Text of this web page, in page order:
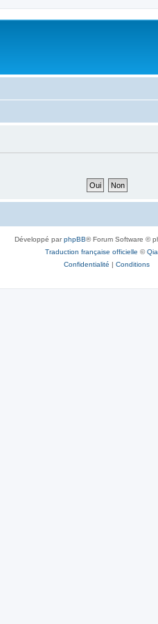
Développé parphpBB® Forum Software ©
Traduction française officielle ©
Confidentialité | Conditions